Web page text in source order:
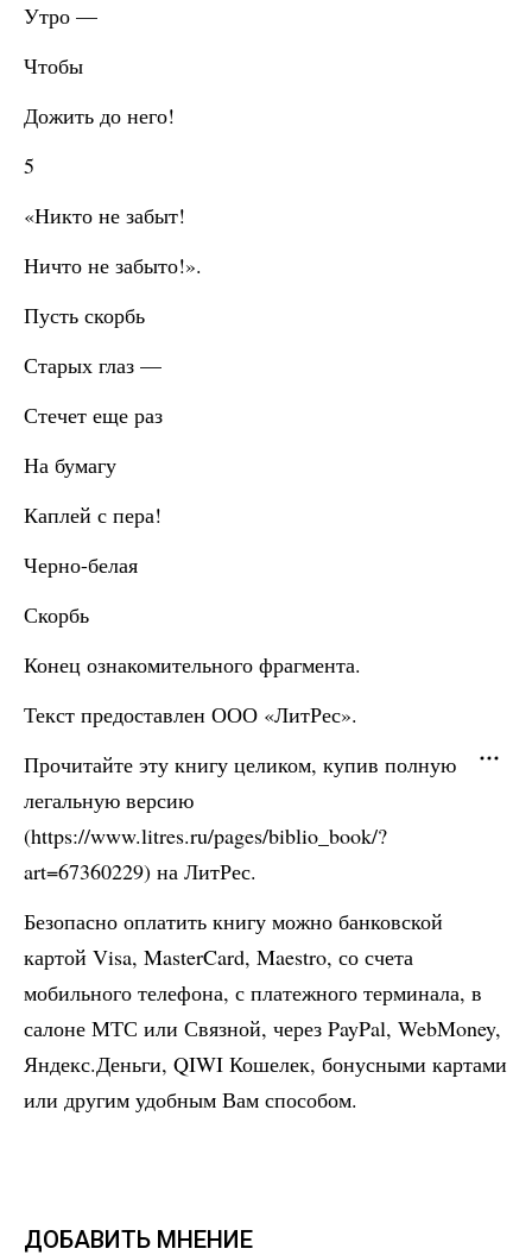
Утро —
Чтобы
Дожить до него!
5
«Никто не забыт!
Ничто не забыто!».
Пусть скорбь
Старых глаз —
Стечет еще раз
На бумагу
Каплей с пера!
Черно-белая
Скорбь
Конец ознакомительного фрагмента.
Текст предоставлен ООО «ЛитРес».
Прочитайте эту книгу целиком, купив полную
легальную версию
(https://www.litres.ru/pages/biblio_book/?
art=67360229) на ЛитРес.
Безопасно оплатить книгу можно банковской
картой Visa, MasterCard, Maestro, со счета
мобильного телефона, с платежного терминала, в
салоне МТС или Связной, через PayPal, WebMoney,
Яндекс.Деньги, QIWI Кошелек, бонусными картами
или другим удобным Вам способом.
ДОБАВИТЬ МНЕНИЕ